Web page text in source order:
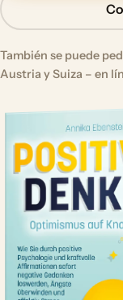
También se puede
Austria y Suiza – en